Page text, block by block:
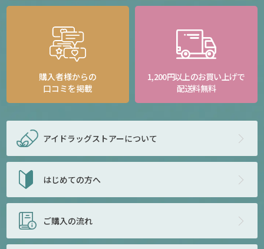
購入者様からの
口コミを掲載
1,200円以上のお買い上げで
配送料無料
アイドラッグストアーについて
はじめての方へ
ご購入の流れ